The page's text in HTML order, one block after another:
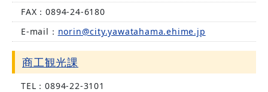
FAX：0894-24-6180
E-mail： norin@city.yawatahama.ehime.jp
商工観光課
TEL：0894-22-3101